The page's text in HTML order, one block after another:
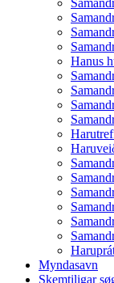
Hanus
Myndasavn
Skemtiligar